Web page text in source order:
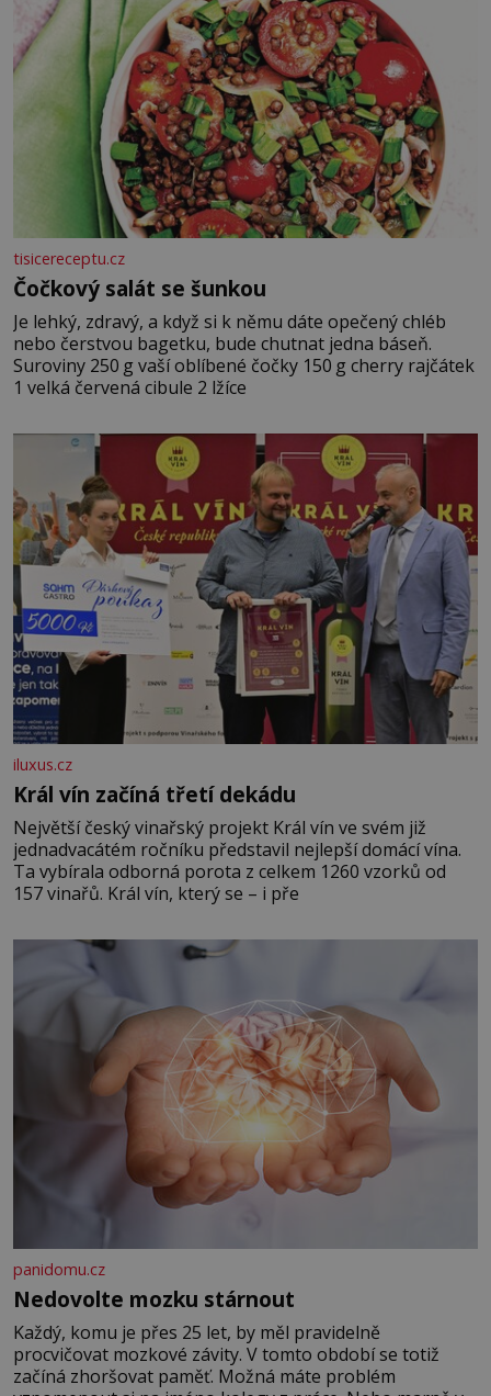
tisicereceptu.cz
Čočkový salát se šunkou
Je lehký, zdravý, a když si k němu dáte opečený chléb
nebo čerstvou bagetku, bude chutnat jedna báseň.
Suroviny 250 g vaší oblíbené čočky 150 g cherry rajčátek
1 velká červená cibule 2 lžíce
iluxus.cz
Král vín začíná třetí dekádu
Největší český vinařský projekt Král vín ve svém již
jednadvacátém ročníku představil nejlepší domácí vína.
Ta vybírala odborná porota z celkem 1260 vzorků od
157 vinařů. Král vín, který se – i pře
panidomu.cz
Nedovolte mozku stárnout
Každý, komu je přes 25 let, by měl pravidelně
procvičovat mozkové závity. V tomto období se totiž
začíná zhoršovat paměť. Možná máte problém